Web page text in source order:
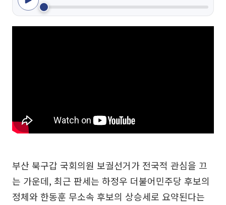
부산 북구갑 국회의원 보궐선거가 전국적 관심을 끄
는 가운데, 최근 판세는 하정우 더불어민주당 후보의
정체와 한동훈 무소속 후보의 상승세로 요약된다는